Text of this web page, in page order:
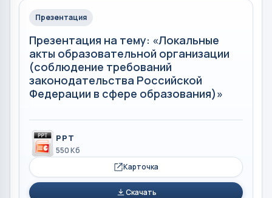
Презентация
Презентация на тему: «Локальные
акты образовательной организации
(соблюдение требований
законодательства Российской
Федерации в сфере образования)»
PPT
550 Кб
Карточка
Скачать